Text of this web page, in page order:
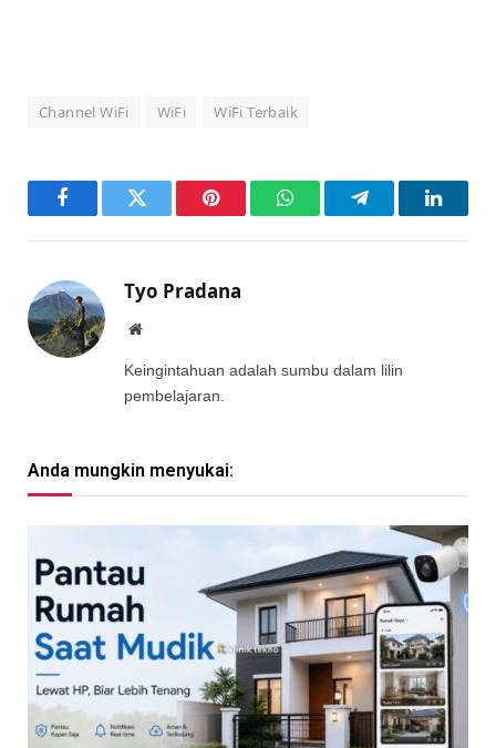
Channel WiFi WiFi WiFi Terbaik
FacebookTwitter Pinterest WhatsAppTelegram
Tyo Pradana
Website
Keingintahuan adalah sumbu dalam lilin
pembelajaran.
Anda mungkin menyukai: